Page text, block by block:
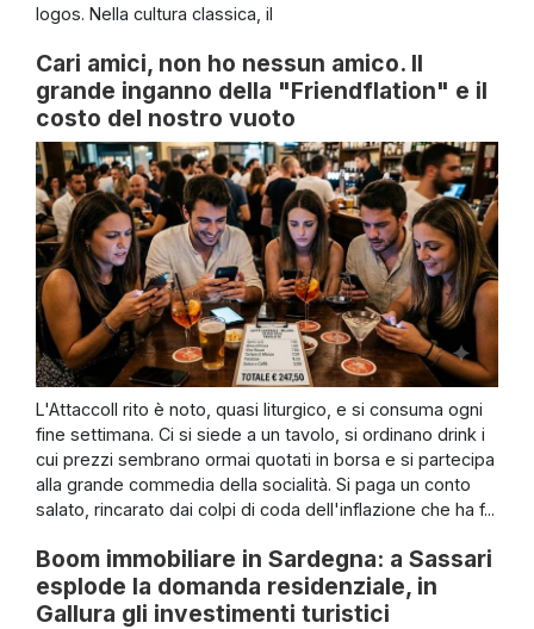
logos. Nella cultura classica, il
Cari amici, non ho nessun amico. Il
grande inganno della "Friendflation" e il
costo del nostro vuoto
L'AttaccoIl rito è noto, quasi liturgico, e si consuma ogni
fine settimana. Ci si siede a un tavolo, si ordinano drink i
cui prezzi sembrano ormai quotati in borsa e si partecipa
alla grande commedia della socialità. Si paga un conto
salato, rincarato dai colpi di coda dell'inflazione che ha f...
Boom immobiliare in Sardegna: a Sassari
esplode la domanda residenziale, in
Gallura gli investimenti turistici